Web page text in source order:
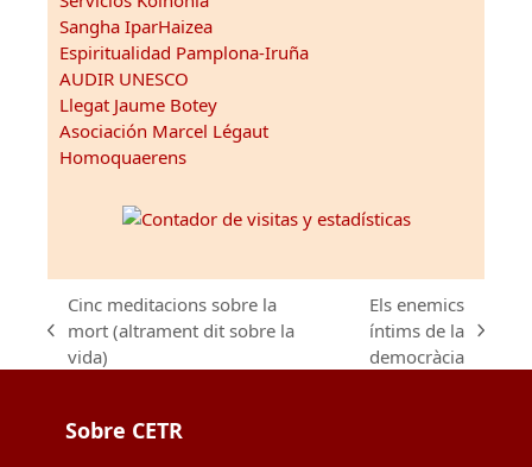
Sangha IparHaizea
Espiritualidad Pamplona-Iruña
AUDIR UNESCO
Llegat Jaume Botey
Asociación Marcel Légaut
Homoquaerens
previous
post:
Cinc meditacions sobre la
mort (altrament dit sobre la
vida)
post:
Els enemics
íntims de la
democràcia
Sobre CETR